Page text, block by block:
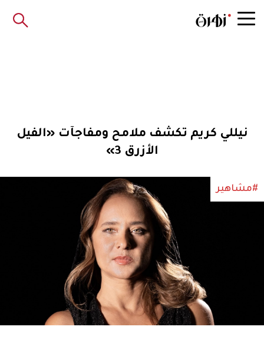
نيللي كريم تكشف ملامح ومفاجآت «الفيل
الأزرق 3»
#مشاهير